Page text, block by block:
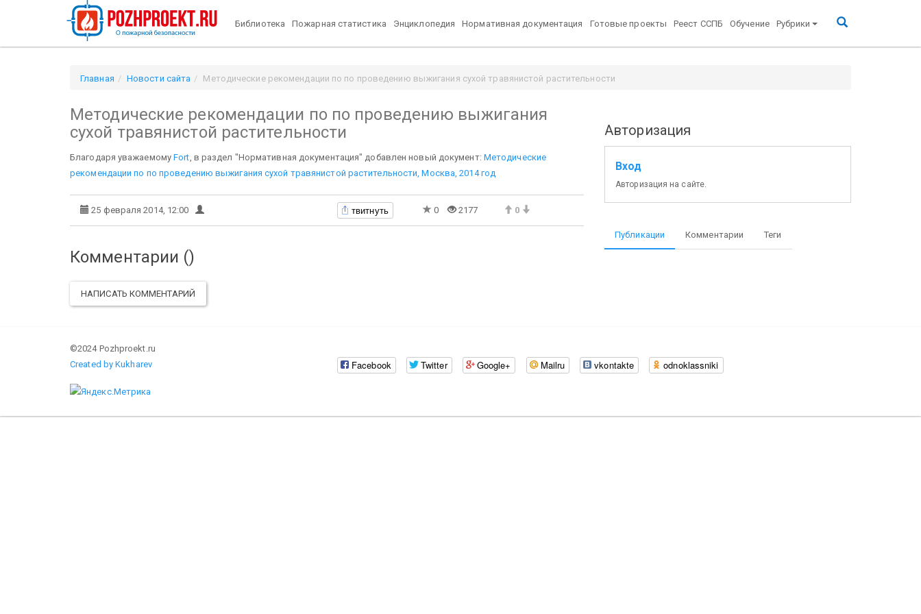
Библиотека Пожарная статистика Энциклопедия Нормативная документация Готовые проекты Реест ССПБ Обучение Рубрики
Главная Новости сайта Методические рекомендации по по проведению выжигания сухой травянистой растительности
Методические рекомендации по по проведению выжигания
сухой травянистой растительности
Благодаря уважаемомуFort , в раздел "Нормативная документация" добавлен новый документ: Методические
рекомендации по по проведению выжигания сухой травянистой растительности, Москва, 2014 год
25 февраля 2014, 12:00 твитнуть 0 2177 0
Комментарии ()
НАПИСАТЬ КОММЕНТАРИЙ
Авторизация
Вход
Авторизация на сайте.
Публикации Комментарии Теги
©2024 Pozhproekt.ru
Created by Kukharev
Facebook Twitter Google+ Mailru vkontakte odnoklassniki